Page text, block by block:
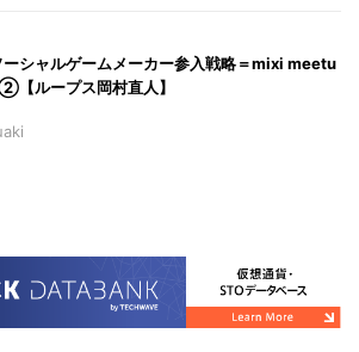
ーシャルゲームメーカー参入戦略＝mixi meetu
【ループス岡村直人】